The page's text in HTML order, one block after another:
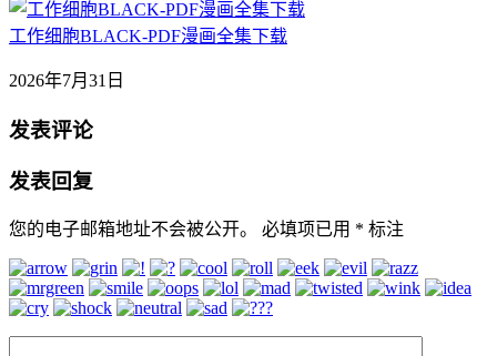
工作细胞BLACK-PDF漫画全集下载
2026年7月31日
发表评论
发表回复
您的电子邮箱地址不会被公开。 必填项已用 * 标注